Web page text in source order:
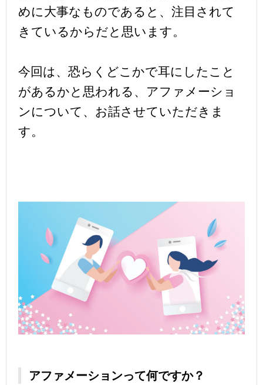
めに大事なものであると、注目されて
きているからだと思います。
今回は、恐らくどこかで耳にしたこと
があるかと思われる、アファメーショ
ンについて、お話させていただきま
す。
アファメーションって何ですか？